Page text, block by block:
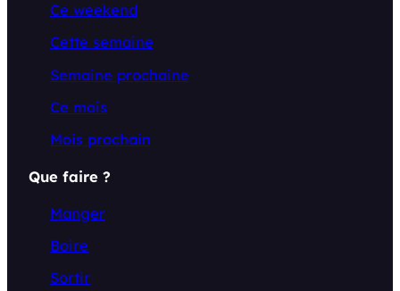
Ce weekend
Cette semaine
Semaine prochaine
Ce mois
Mois prochain
Que faire ?
Manger
Boire
Sortir